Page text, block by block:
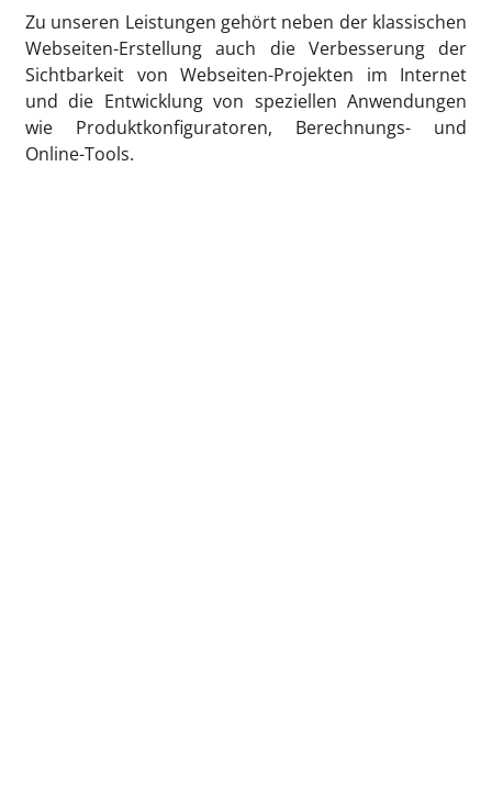
Zu unseren Leistungen gehört neben der klassischen
Webseiten-Erstellung auch die Verbesserung der
Sichtbarkeit von Webseiten-Projekten im Internet
und die Entwicklung von speziellen Anwendungen
wie Produktkonfiguratoren, Berechnungs- und
Online-Tools.